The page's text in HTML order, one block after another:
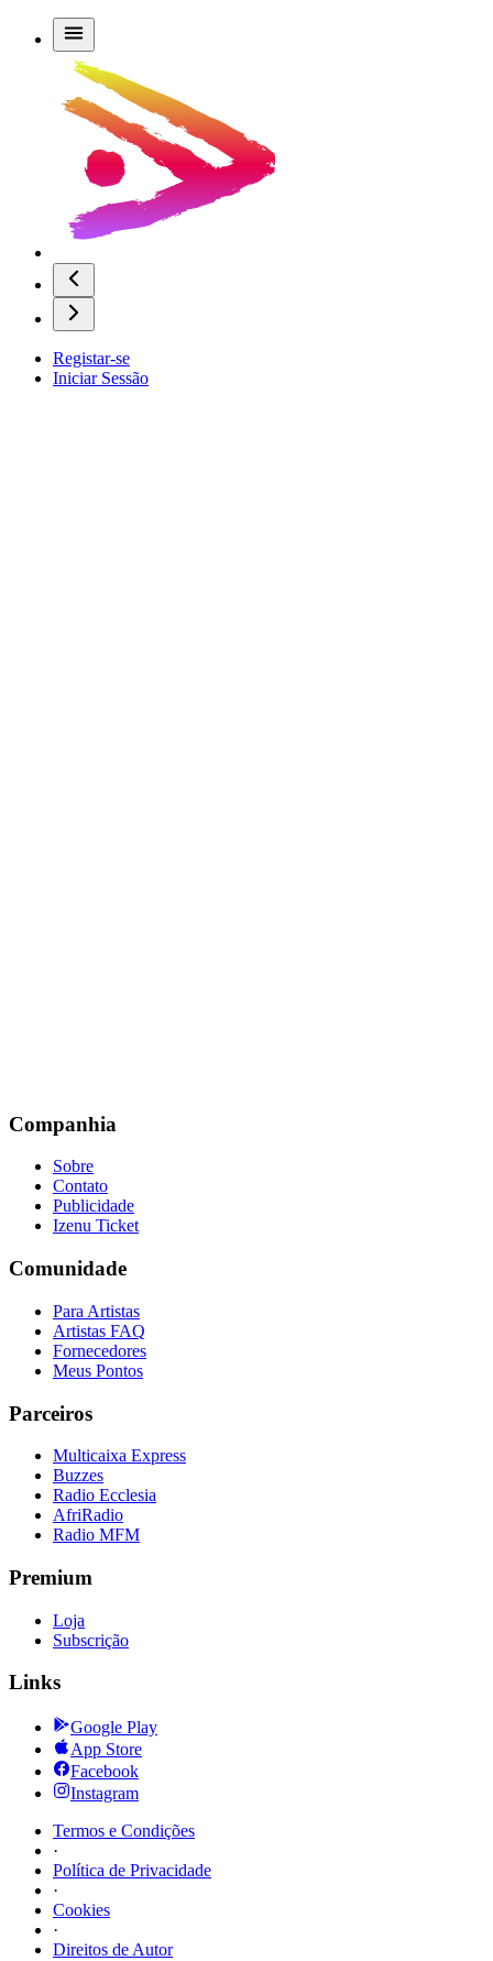
Registar-se
Iniciar Sessão
Companhia
Sobre
Contato
Publicidade
Izenu Ticket
Comunidade
Para Artistas
Artistas FAQ
Fornecedores
Meus Pontos
Parceiros
Multicaixa Express
Buzzes
Radio Ecclesia
AfriRadio
Radio MFM
Premium
Loja
Subscrição
Links
Google Play
App Store
Facebook
Instagram
Termos e Condições
·
Política de Privacidade
·
Cookies
·
Direitos de Autor